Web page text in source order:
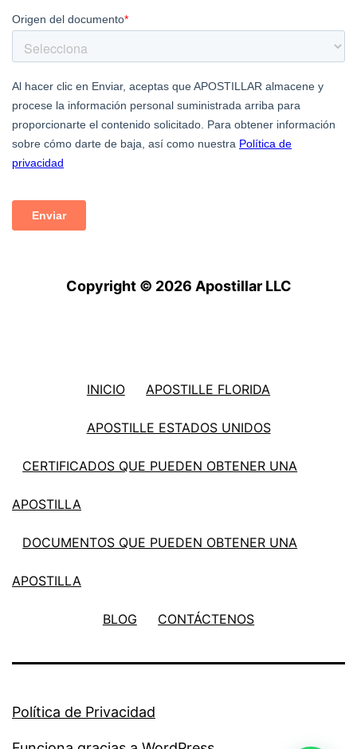
Copyright © 2026 Apostillar LLC
INICIO APOSTILLE FLORIDA
APOSTILLE ESTADOS UNIDOS
CERTIFICADOS QUE PUEDEN OBTENER UNA
APOSTILLA
DOCUMENTOS QUE PUEDEN OBTENER UNA
APOSTILLA
BLOG CONTÁCTENOS
Política de Privacidad